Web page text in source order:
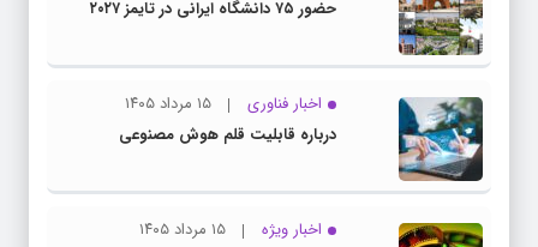
حضور ۷۵ دانشگاه ایرانی در تایمز ۲۰۲۷
اخبار فناوری
۱۵ مرداد ۱۴۰۵
درباره قابلیت قلم هوش مصنوعی
اخبار ویژه
۱۵ مرداد ۱۴۰۵